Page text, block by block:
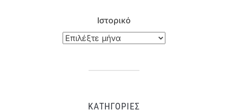
Ιστορικό
ΚΑΤΗΓΟΡΊΕΣ